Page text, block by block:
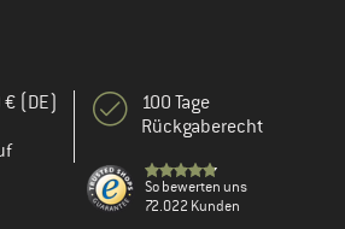
(DE)
100 Tage
Rückgaberecht
So bewerten uns
72.022 Kunden